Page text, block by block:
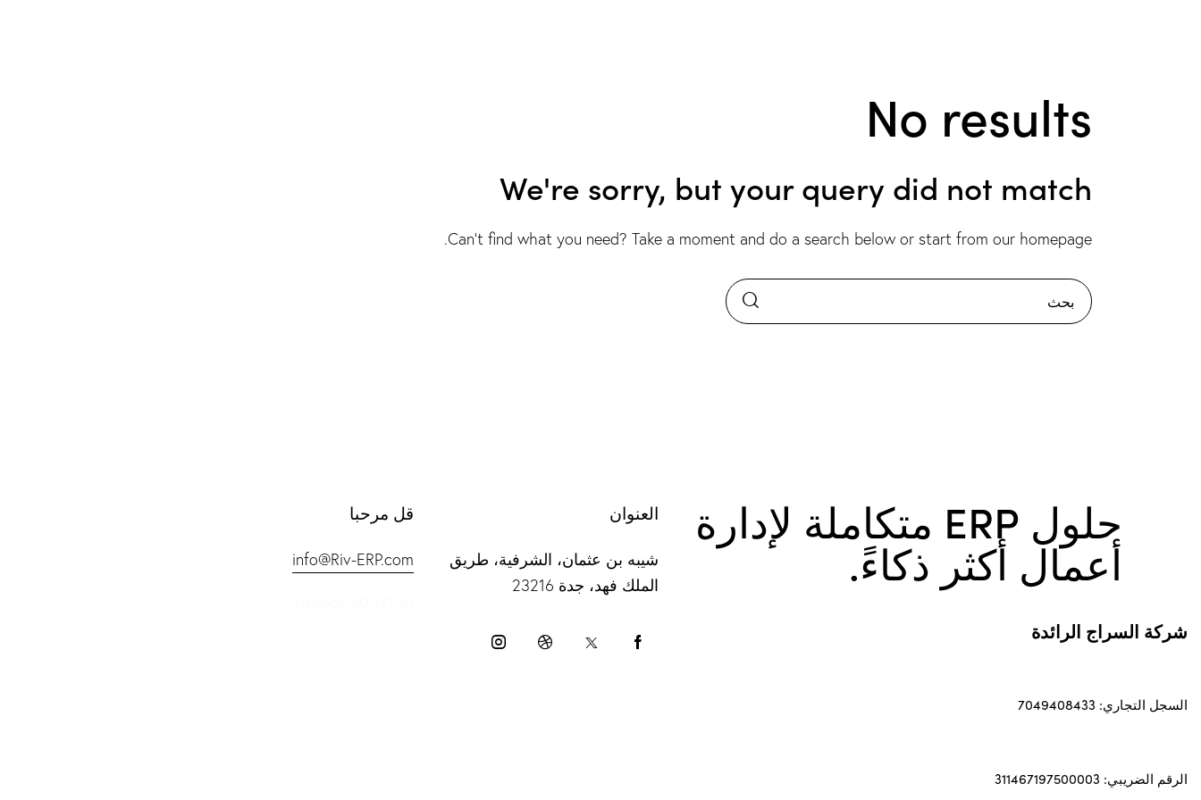
No results
We're sorry, but your query did not match
Can't find what you need? Take a moment and do a search below or start from our homepage
.
حلول ERP متكاملة لإدارة
أعمال أكثر ذكاءً.
شركة السراج الرائدة
السجل التجاري: 7049408433
الرقم الضريبي: 311467197500003
العنوان
شيبه بن عثمان، الشرفية، طريق
الملك فهد، جدة 23216
قل مرحبا
info@Riv-ERP.com